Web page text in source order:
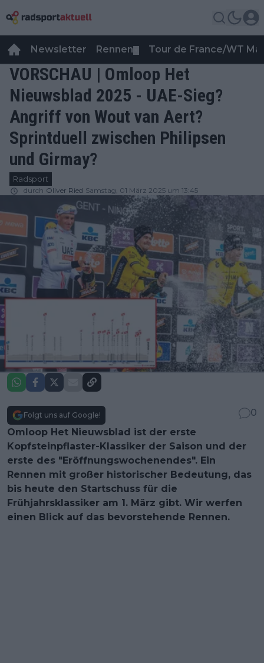
Newsletter Rennen Tour de France/WT
VORSCHAU | Omloop Het
Nieuwsblad 2025 - UAE-Sieg?
Angriff von Wout van Aert?
Sprintduell zwischen Philipsen
und Girmay?
Radsport
durch Oliver Ried Samstag, 01 März 2025 um 13:45
Folgt uns auf Google!
0
Omloop Het Nieuwsblad ist der erste
Kopfsteinpflaster-Klassiker der Saison und der
erste des "Eröffnungswochenendes". Ein
Rennen mit großer historischer Bedeutung, das
bis heute den Startschuss für die
Frühjahrsklassiker am 1. März gibt. Wir werfen
einen Blick auf das bevorstehende Rennen.